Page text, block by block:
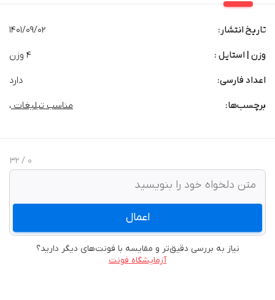
تاریخ انتشار: 1401/09/02
وزن | استایل : 4 وزن
اعداد فارسی: دارد
برچسب‌‌ها: مناسب تبلیغات ،
0
/ 32
اعمال
نیاز به بررسی دقیق‌تر و مقایسه با فونت‌های دیگر دارید؟
آزمایشگاه فونت